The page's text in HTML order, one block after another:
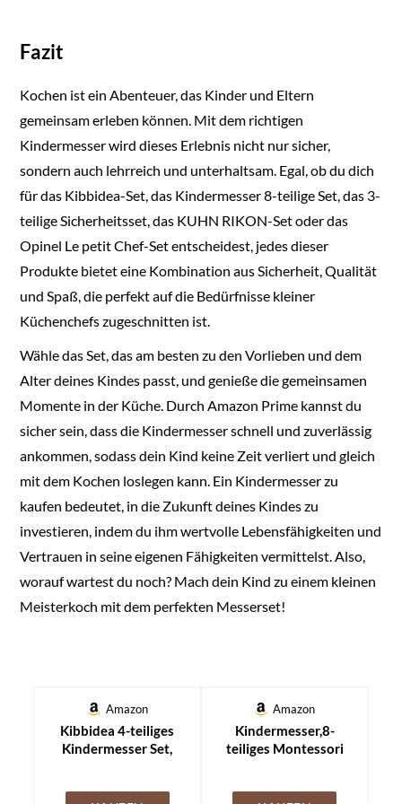
Fazit
Kochen ist ein Abenteuer, das Kinder und Eltern
gemeinsam erleben können. Mit dem richtigen
Kindermesser wird dieses Erlebnis nicht nur sicher,
sondern auch lehrreich und unterhaltsam. Egal, ob du dich
für das Kibbidea-Set, das Kindermesser 8-teilige Set, das 3-
teilige Sicherheitsset, das KUHN RIKON-Set oder das
Opinel Le petit Chef-Set entscheidest, jedes dieser
Produkte bietet eine Kombination aus Sicherheit, Qualität
und Spaß, die perfekt auf die Bedürfnisse kleiner
Küchenchefs zugeschnitten ist.
Wähle das Set, das am besten zu den Vorlieben und dem
Alter deines Kindes passt, und genieße die gemeinsamen
Momente in der Küche. Durch Amazon Prime kannst du
sicher sein, dass die Kindermesser schnell und zuverlässig
ankommen, sodass dein Kind keine Zeit verliert und gleich
mit dem Kochen loslegen kann. Ein Kindermesser zu
kaufen bedeutet, in die Zukunft deines Kindes zu
investieren, indem du ihm wertvolle Lebensfähigkeiten und
Vertrauen in seine eigenen Fähigkeiten vermittelst. Also,
worauf wartest du noch? Mach dein Kind zu einem kleinen
Meisterkoch mit dem perfekten Messerset!
Amazon
Kibbidea 4-teiliges
Kindermesser Set,
Amazon
Kindermesser,8-
teiliges Montessori